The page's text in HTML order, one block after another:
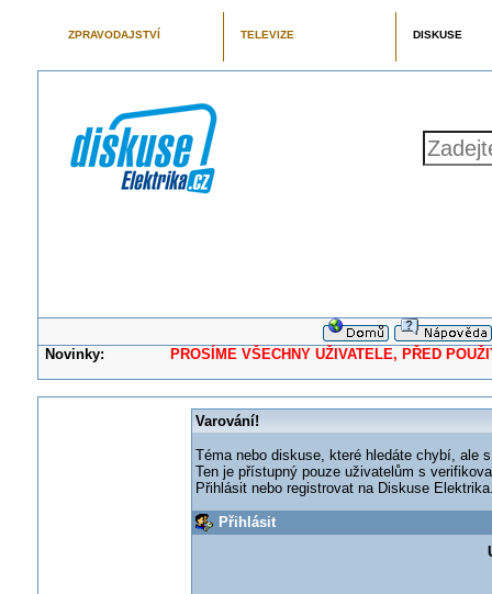
ZPRAVODAJSTVÍ TELEVIZE DISKUSE
Novinky: PROSÍME VŠECHNY UŽIVATELE, PŘED
Varování!
Téma nebo diskuse, které hledáte chybí, ale
Ten je přístupný pouze uživatelům s
Přihlásit nebo registrovat na Diskuse
Přihlásit